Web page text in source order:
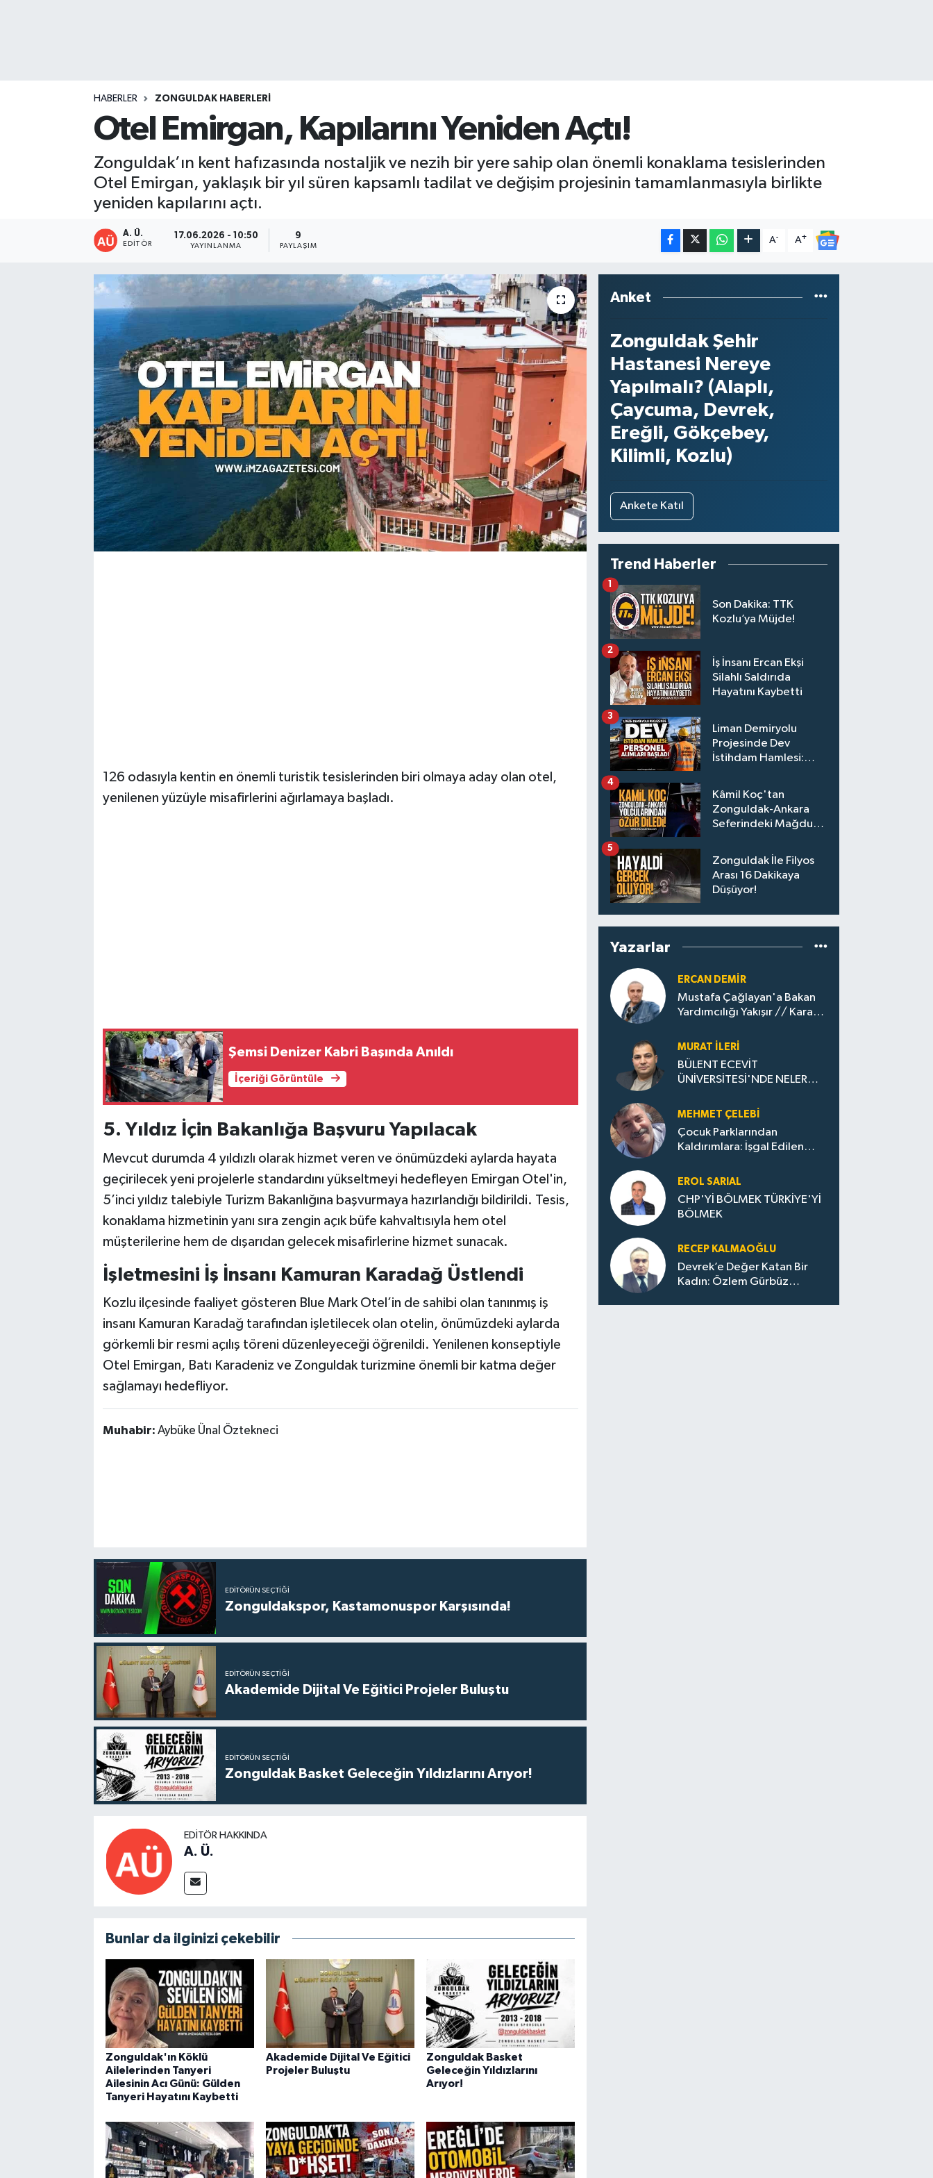
HABERLER ZONGULDAK HABERLERI
Otel Emirgan, Kapılarını Yeniden Açtı!
Zonguldak’ın kent hafızasında nostaljik ve nezih bir yere sahip olan önemli konaklama tesislerinden
Otel Emirgan, yaklaşık bir yıl süren kapsamlı tadilat ve değişim projesinin tamamlanmasıyla birlikte
yeniden kapılarını açtı.
A. Ü.
EDITÖR
17.06.2026 - 10:50
YAYINLANMA
9
PAYLAŞIM
A- A+
126 odasıyla kentin en önemli turistik tesislerinden biri olmaya aday olan otel,
yenilenen yüzüyle misafirlerini ağırlamaya başladı.
Şemsi Denizer Kabri Başında Anıldı
İçeriği Görüntüle
5. Yıldız İçin Bakanlığa Başvuru Yapılacak
Mevcut durumda 4 yıldızlı olarak hizmet veren ve önümüzdeki aylarda hayata
geçirilecek yeni projelerle standardını yükseltmeyi hedefleyen Emirgan Otel'in,
5’inci yıldız talebiyle Turizm Bakanlığına başvurmaya hazırlandığı bildirildi. Tesis,
konaklama hizmetinin yanı sıra zengin açık büfe kahvaltısıyla hem otel
müşterilerine hem de dışarıdan gelecek misafirlerine hizmet sunacak.
İşletmesini İş İnsanı Kamuran Karadağ Üstlendi
Kozlu ilçesinde faaliyet gösteren Blue Mark Otel’in de sahibi olan tanınmış iş
insanı Kamuran Karadağ tarafından işletilecek olan otelin, önümüzdeki aylarda
görkemli bir resmi açılış töreni düzenleyeceği öğrenildi. Yenilenen konseptiyle
Otel Emirgan, Batı Karadeniz ve Zonguldak turizmine önemli bir katma değer
sağlamayı hedefliyor.
Muhabir: Aybüke Ünal Öztekneci
EDITÖRÜN SEÇTIĞI
Zonguldakspor, Kastamonuspor Karşısında!
EDITÖRÜN SEÇTIĞI
Akademide Dijital Ve Eğitici Projeler Buluştu
EDITÖRÜN SEÇTIĞI
Zonguldak Basket Geleceğin Yıldızlarını Arıyor!
EDITÖR HAKKINDA
A. Ü.
Bunlar da ilginizi çekebilir
Zonguldak'ın Köklü
Ailelerinden Tanyeri
Ailesinin Acı Günü: Gülden
Tanyeri Hayatını Kaybetti
Akademide Dijital Ve Eğitici
Projeler Buluştu
Zonguldak Basket
Geleceğin Yıldızlarını
Arıyor!
Anket
Zonguldak Şehir
Hastanesi Nereye
Yapılmalı? (Alaplı,
Çaycuma, Devrek,
Ereğli, Gökçebey,
Kilimli, Kozlu)
Ankete Katıl
Trend Haberler
Son Dakika: TTK
Kozlu’ya Müjde!
1
İş İnsanı Ercan Ekşi
Silahlı Saldırıda
Hayatını Kaybetti
2
Liman Demiryolu
Projesinde Dev
İstihdam Hamlesi:
3
Kâmil Koç'tan
Zonguldak-Ankara
Seferindeki Mağdur
4
Zonguldak İle Filyos
Arası 16 Dakikaya
Düşüyor!
5
Yazarlar
ERCAN DEMIR
Mustafa Çağlayan'a Bakan
Yardımcılığı Yakışır // ​Kara
Zonguldak'ın Dönüşümü..
MURAT İLERI
BÜLENT ECEVİT
ÜNİVERSİTESİ'NDE NELER
MEHMET ÇELEBI
Çocuk Parklarından
Kaldırımlara: İşgal Edilen
Evler Çöp Dolu
EROL SARIAL
CHP'Yİ BÖLMEK TÜRKİYE'Yİ
BÖLMEK
RECEP KALMAOĞLU
Devrek’e Değer Katan Bir
Kadın: Özlem Gürbüz
GÖKÇEBEY
KASTAMONU